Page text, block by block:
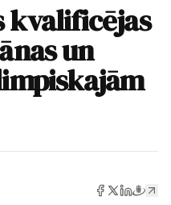
kvalificējas
un